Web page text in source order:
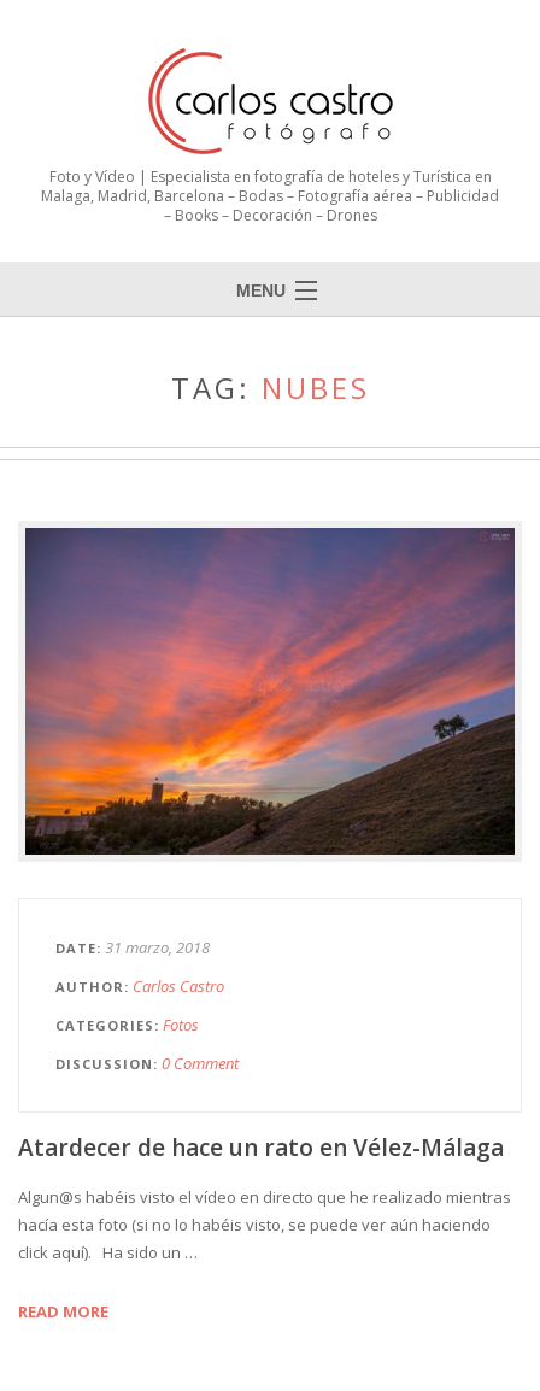
Foto y Vídeo | Especialista en fotografía de hoteles y Turística en
Malaga, Madrid, Barcelona – Bodas – Fotografía aérea – Publicidad
– Books – Decoración – Drones
MENU
TAG: NUBES
DATE 31 marzo, 2018
AUTHOR Carlos Castro
CATEGORIES Fotos
DISCUSSION 0 Comment
Atardecer de hace un rato en Vélez-Málaga
Algun@s habéis visto el vídeo en directo que he realizado mientras
hacía esta foto (si no lo habéis visto, se puede ver aún haciendo
click aquí). Ha sido un …
READ MORE